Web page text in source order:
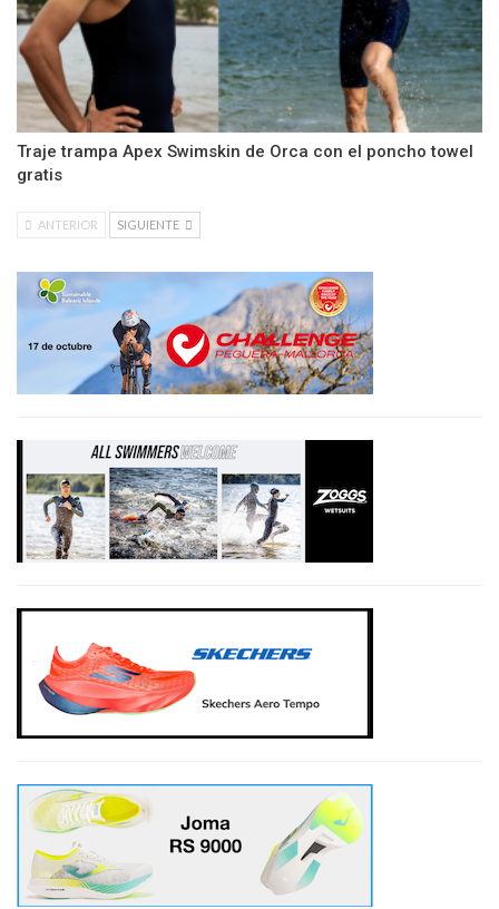
Traje trampa Apex Swimskin de Orca con el poncho towel
gratis
ANTERIOR SIGUIENTE